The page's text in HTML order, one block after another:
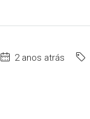
2 anos atrás